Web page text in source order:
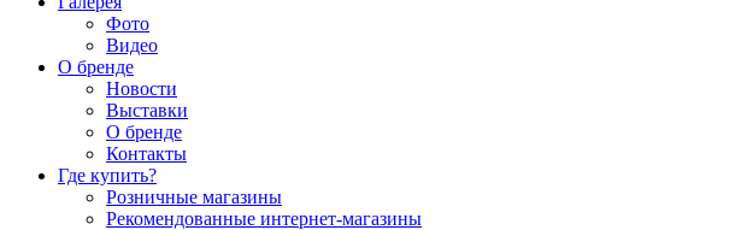
Фото
Видео
О бренде
Новости
Выставки
О бренде
Контакты
Где купить?
Розничные магазины
Рекомендованные интернет-магазины